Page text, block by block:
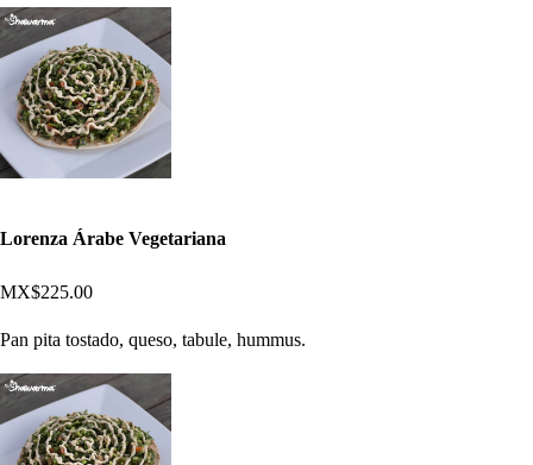
Lorenza Árabe Vegetariana
MX$225.00
Pan pita tostado, queso, tabule, hummus.